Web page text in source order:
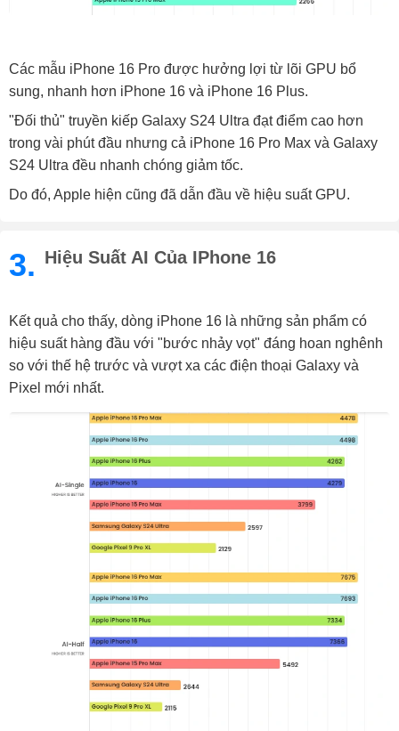
Các mẫu iPhone 16 Pro được hưởng lợi từ lõi GPU bổ
sung, nhanh hơn iPhone 16 và iPhone 16 Plus.
"Đối thủ" truyền kiếp Galaxy S24 Ultra đạt điểm cao hơn
trong vài phút đầu nhưng cả iPhone 16 Pro Max và Galaxy
S24 Ultra đều nhanh chóng giảm tốc.
Do đó, Apple hiện cũng đã dẫn đầu về hiệu suất GPU.
3. Hiệu Suất AI Của IPhone 16
Kết quả cho thấy, dòng iPhone 16 là những sản phẩm có
hiệu suất hàng đầu với "bước nhảy vọt" đáng hoan nghênh
so với thế hệ trước và vượt xa các điện thoại Galaxy và
Pixel mới nhất.